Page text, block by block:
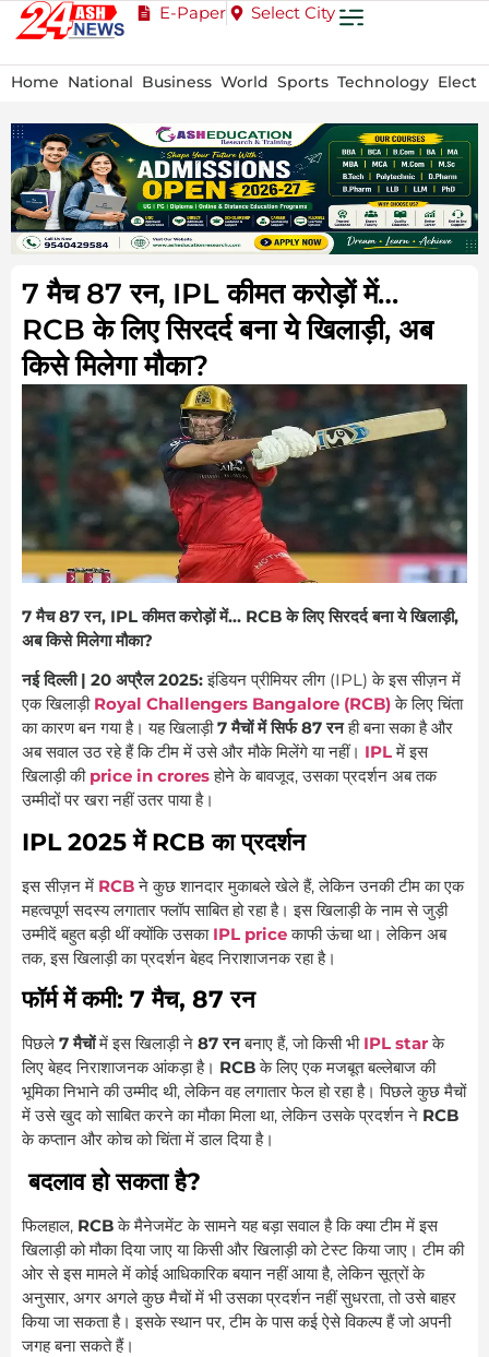
E-Paper Select City
Home National Business World Sports Technology
7 मैच 87 रन, IPL कीमत करोड़ों में…
RCB के ल‍िए स‍िरदर्द बना ये ख‍िलाड़ी, अब
किसे मिलेगा मौका?
7 मैच 87 रन, IPL कीमत करोड़ों में… RCB के ल‍िए स‍िरदर्द बना ये ख‍िलाड़ी,
अब किसे मिलेगा मौका?
नई दिल्ली | 20 अप्रैल 2025:इंडियन प्रीमियर लीग (IPL) के इस सीज़न में
एक खिलाड़ी Royal Challengers Bangalore (RCB)के लिए चिंता
का कारण बन गया है। यह खिलाड़ी7 मैचों में सिर्फ 87 रनही बना सका है और
अब सवाल उठ रहे हैं कि टीम में उसे और मौके मिलेंगे या नहीं। IPLमें इस
खिलाड़ी की price in croresहोने के बावजूद, उसका प्रदर्शन अब तक
उम्मीदों पर खरा नहीं उतर पाया है।
IPL 2025 में RCB का प्रदर्शन
इस सीज़न में RCBने कुछ शानदार मुकाबले खेले हैं, लेकिन उनकी टीम का एक
महत्वपूर्ण सदस्य लगातार फ्लॉप साबित हो रहा है। इस खिलाड़ी के नाम से जुड़ी
उम्मीदें बहुत बड़ी थीं क्योंकि उसका IPL priceकाफी ऊंचा था। लेकिन अब
तक, इस खिलाड़ी का प्रदर्शन बेहद निराशाजनक रहा है।
फॉर्म में कमी: 7 मैच, 87 रन
पिछले 7 मैचोंमें इस खिलाड़ी ने 87 रनबनाए हैं, जो किसी भी IPL star के
लिए बेहद निराशाजनक आंकड़ा है। RCBके लिए एक मजबूत बल्लेबाज की
भूमिका निभाने की उम्मीद थी, लेकिन वह लगातार फेल हो रहा है। पिछले कुछ मैचों
में उसे खुद को साबित करने का मौका मिला था, लेकिन उसके प्रदर्शन ने RCB
के कप्तान और कोच को चिंता में डाल दिया है।
बदलाव हो सकता है?
फिलहाल, RCBके मैनेजमेंट के सामने यह बड़ा सवाल है कि क्या टीम में इस
खिलाड़ी को मौका दिया जाए या किसी और खिलाड़ी को टेस्ट किया जाए। टीम की
ओर से इस मामले में कोई आधिकारिक बयान नहीं आया है, लेकिन सूत्रों के
अनुसार, अगर अगले कुछ मैचों में भी उसका प्रदर्शन नहीं सुधरता, तो उसे बाहर
किया जा सकता है। इसके स्थान पर, टीम के पास कई ऐसे विकल्प हैं जो अपनी
जगह बना सकते हैं।